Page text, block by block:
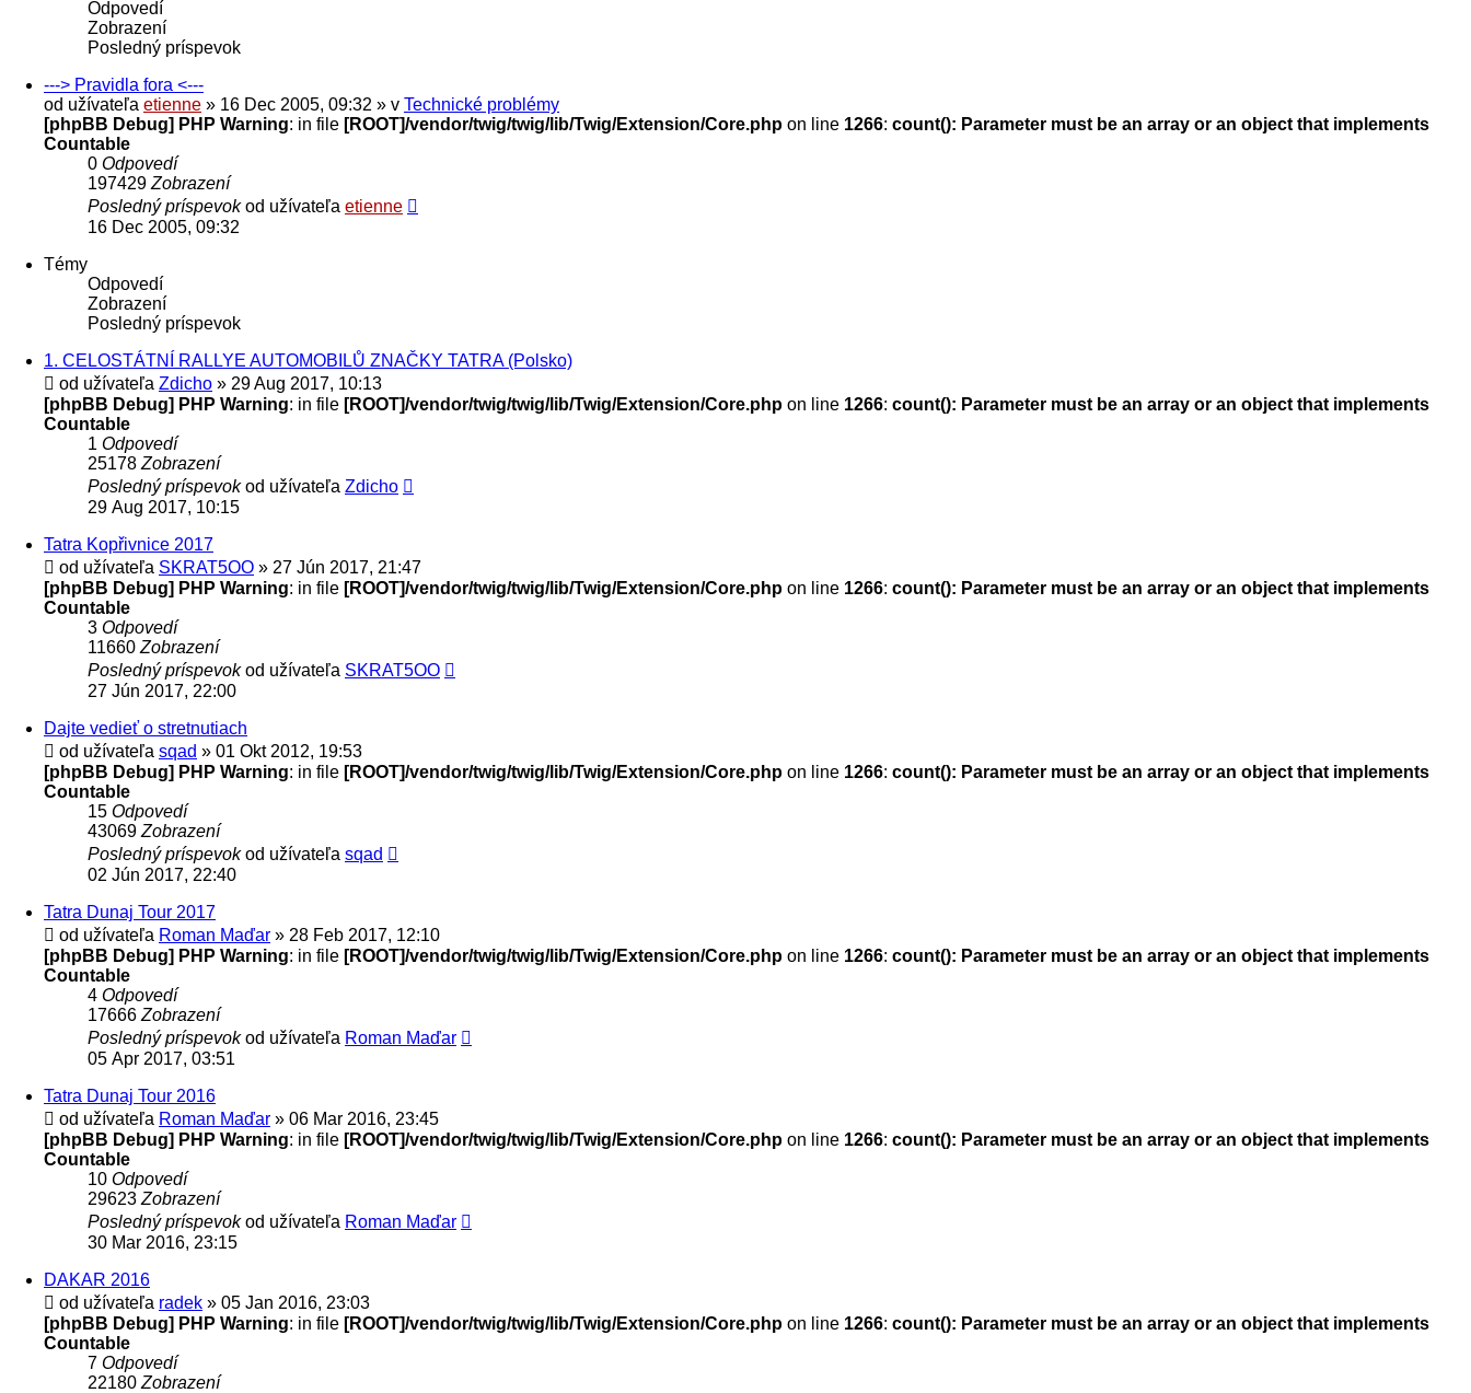
Odpovedí
Zobrazení
Posledný príspevok
---> Pravidla fora <---
od užívateľa etienne » 16 Dec 2005, 09:32 » v Technické problémy
[phpBB Debug] PHP Warning: in file [ROOT]/vendor/twig/twig/lib/Twig/Extension/Core.php on line 1266: count(): Parameter must be an array or an object that implements
Countable
0 Odpovedí
197429 Zobrazení
Posledný príspevokod užívateľa etienne
16 Dec 2005, 09:32
Témy
Odpovedí
Zobrazení
Posledný príspevok
1. CELOSTÁTNÍ RALLYE AUTOMOBILŮ ZNAČKY TATRA (Polsko)
od užívateľa Zdicho » 29 Aug 2017, 10:13
[phpBB Debug] PHP Warning: in file [ROOT]/vendor/twig/twig/lib/Twig/Extension/Core.php on line 1266: count(): Parameter must be an array or an object that implements
Countable
1 Odpovedí
25178 Zobrazení
Posledný príspevokod užívateľa Zdicho
29 Aug 2017, 10:15
Tatra Kopřivnice 2017
od užívateľa SKRAT5OO » 27 Jún 2017, 21:47
[phpBB Debug] PHP Warning: in file [ROOT]/vendor/twig/twig/lib/Twig/Extension/Core.php on line 1266: count(): Parameter must be an array or an object that implements
Countable
3 Odpovedí
11660 Zobrazení
Posledný príspevokod užívateľa SKRAT5OO
27 Jún 2017, 22:00
Dajte vedieť o stretnutiach
od užívateľa sqad » 01 Okt 2012, 19:53
[phpBB Debug] PHP Warning: in file [ROOT]/vendor/twig/twig/lib/Twig/Extension/Core.php on line 1266: count(): Parameter must be an array or an object that implements
Countable
15 Odpovedí
43069 Zobrazení
Posledný príspevokod užívateľa sqad
02 Jún 2017, 22:40
Tatra Dunaj Tour 2017
od užívateľa Roman Maďar » 28 Feb 2017, 12:10
[phpBB Debug] PHP Warning: in file [ROOT]/vendor/twig/twig/lib/Twig/Extension/Core.php on line 1266: count(): Parameter must be an array or an object that implements
Countable
4 Odpovedí
17666 Zobrazení
Posledný príspevokod užívateľa Roman Maďar
05 Apr 2017, 03:51
Tatra Dunaj Tour 2016
od užívateľa Roman Maďar » 06 Mar 2016, 23:45
[phpBB Debug] PHP Warning: in file [ROOT]/vendor/twig/twig/lib/Twig/Extension/Core.php on line 1266: count(): Parameter must be an array or an object that implements
Countable
10 Odpovedí
29623 Zobrazení
Posledný príspevokod užívateľa Roman Maďar
30 Mar 2016, 23:15
DAKAR 2016
od užívateľa radek » 05 Jan 2016, 23:03
[phpBB Debug] PHP Warning: in file [ROOT]/vendor/twig/twig/lib/Twig/Extension/Core.php on line 1266: count(): Parameter must be an array or an object that implements
Countable
7 Odpovedí
22180 Zobrazení